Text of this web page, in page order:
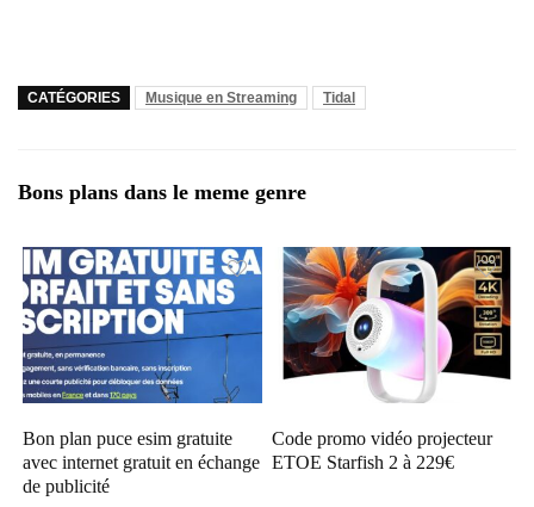
CATÉGORIES Musique en Streaming Tidal
Bons plans dans le meme genre
Bon plan puce esim gratuite
avec internet gratuit en échange
de publicité
Code promo vidéo projecteur
ETOE Starfish 2 à 229€